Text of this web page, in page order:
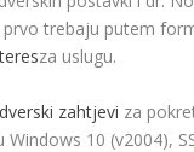
trebaju putem
za uslugu.
zahtjevi za
Windows 10 (v2004),